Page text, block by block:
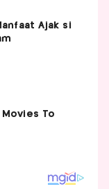
Ajak si